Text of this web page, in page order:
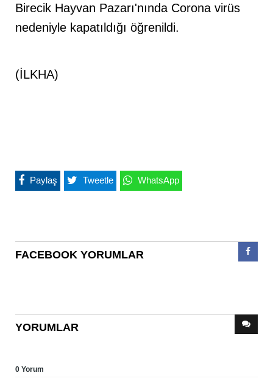
Birecik Hayvan Pazarı'nında Corona virüs
nedeniyle kapatıldığı öğrenildi.
(İLKHA)
Paylaş Tweetle WhatsApp
FACEBOOK YORUMLAR
YORUMLAR
0 Yorum